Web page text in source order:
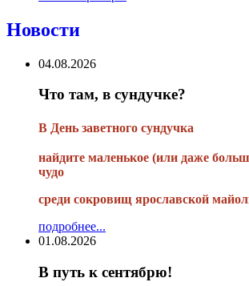
Новости
04.08.2026
Что там, в сундучке?
В День заветного сундучка
найдите маленькое (или даже
чудо
среди сокровищ ярославской
подробнее...
01.08.2026
В путь к сентябрю!